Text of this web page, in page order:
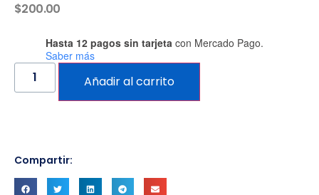
$200.00
Hasta 12 pagos sin tarjeta con Mercado Pago.
Saber más
Añadir al carrito
Compartir: